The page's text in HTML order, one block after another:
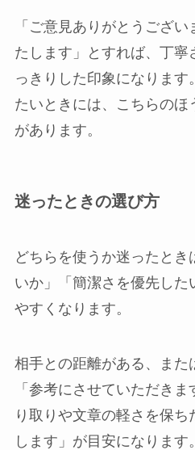
「ご意見ありがとうござ
たします」とすれば、丁寧
っきりした印象になります
たいときには、こちらのほ
があります。
迷ったときの選び方
どちらを使うか迷ったとき
いか」「簡潔さを優先した
やすくなります。
相手との距離がある、また
「参考にさせていただき
り取りや文章の軽さを保
します」が目安になります。